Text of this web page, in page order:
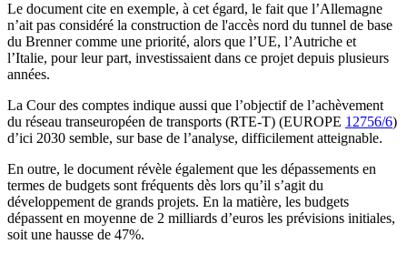
Le document cite en exemple, à cet égard, le fait que l’Allemagne
n’ait pas considéré la construction de l'accès nord du tunnel de base
du Brenner comme une priorité, alors que l’UE, l’Autriche et
l’Italie, pour leur part, investissaient dans ce projet depuis plusieurs
années.
La Cour des comptes indique aussi que l’objectif de l’achèvement
du réseau transeuropéen de transports (RTE-T) (EUROPE 12756/6)
d’ici 2030 semble, sur base de l’analyse, difficilement atteignable.
En outre, le document révèle également que les dépassements en
termes de budgets sont fréquents dès lors qu’il s’agit du
développement de grands projets. En la matière, les budgets
dépassent en moyenne de 2 milliards d’euros les prévisions initiales,
soit une hausse de 47%.